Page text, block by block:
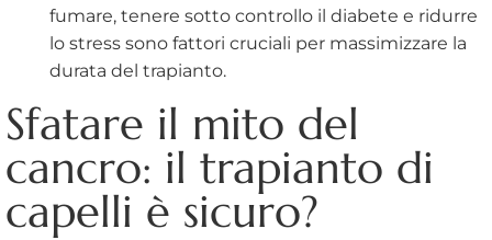
fumare, tenere sotto controllo il diabete e ridurre
lo stress sono fattori cruciali per massimizzare la
durata del trapianto.
Sfatare il mito del
cancro: il trapianto di
capelli è sicuro?